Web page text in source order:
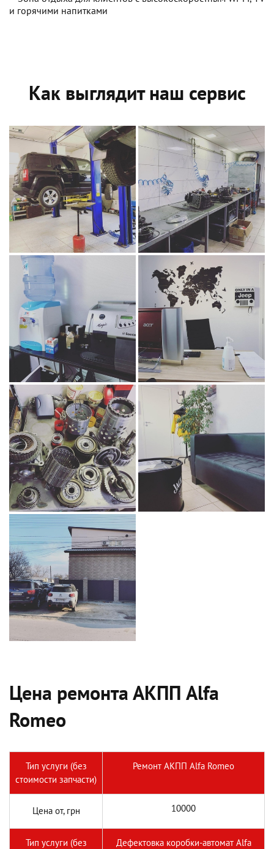
и горячими напитками
Как выглядит наш сервис
Цена ремонта АКПП Alfa
Romeo
Тип услуги (без
стоимости запчасти)
Ремонт АКПП Alfa Romeo
Цена от, грн 10000
Тип услуги (без
Дефектовка коробки-автомат Alfa